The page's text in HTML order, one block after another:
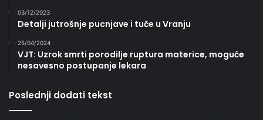
03/12/2023
Detalji jutrošnje pucnjave i tuče u Vranju
25/04/2024
VJT: Uzrok smrti porodilje ruptura materice, moguće
nesavesno postupanje lekara
Poslednji dodati tekst